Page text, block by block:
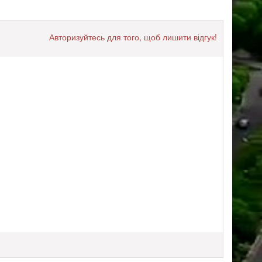
Авторизуйтесь для того, щоб лишити відгук!